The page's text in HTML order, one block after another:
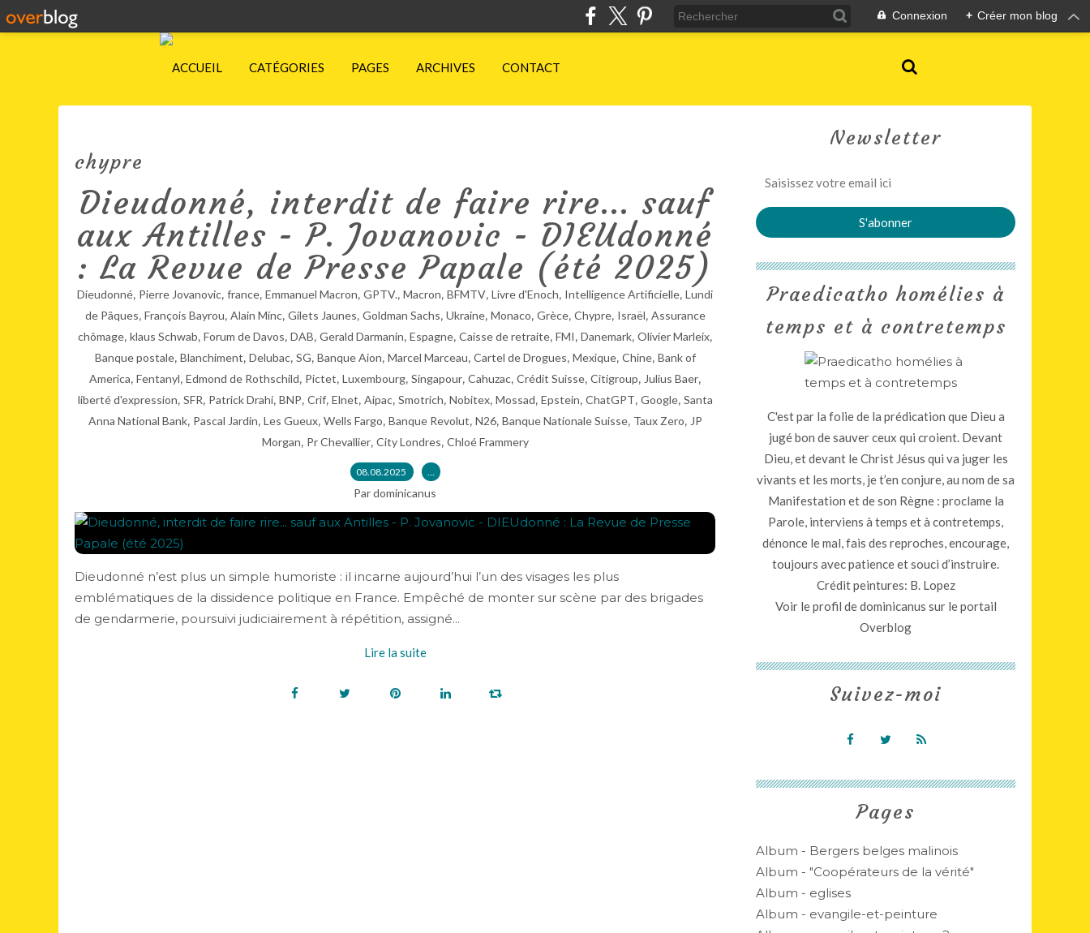
Connexion + Créer mon blog
ACCUEIL CATÉGORIES PAGES ARCHIVES CONTACT
chypre
Dieudonné, interdit de faire rire... sauf
aux Antilles - P. Jovanovic - DIEUdonné
: La Revue de Presse Papale (été 2025)
Dieudonné, Pierre Jovanovic, france, Emmanuel Macron, GPTV., Macron, BFMTV, Livre d'Enoch, Intelligence Artificielle, Lundi
de Pâques, François Bayrou, Alain Minc, Gilets Jaunes, Goldman Sachs, Ukraine, Monaco, Grèce, Chypre, Israël, Assurance
chômage, klaus Schwab, Forum de Davos, DAB, Gerald Darmanin, Espagne, Caisse de retraite, FMI, Danemark, Olivier Marleix,
Banque postale, Blanchiment, Delubac, SG, Banque Aion, Marcel Marceau, Cartel de Drogues, Mexique, Chine, Bank of
America, Fentanyl, Edmond de Rothschild, Pictet, Luxembourg, Singapour, Cahuzac, Crédit Suisse, Citigroup, Julius Baer,
liberté d'expression, SFR, Patrick Drahi, BNP, Crif, Elnet, Aipac, Smotrich, Nobitex, Mossad, Epstein, ChatGPT, Google, Santa
Anna National Bank, Pascal Jardin, Les Gueux, Wells Fargo, Banque Revolut, N26, Banque Nationale Suisse, Taux Zero, JP
Morgan, Pr Chevallier, City Londres, Chloé Frammery
08.08.2025 …
Par dominicanus
Dieudonné n’est plus un simple humoriste : il incarne aujourd’hui l’un des visages les plus
emblématiques de la dissidence politique en France. Empêché de monter sur scène par des brigades
de gendarmerie, poursuivi judiciairement à répétition, assigné...
Lire la suite
Newsletter
Pages
Album - Bergers belges malinois
Album - "Coopérateurs de la vérité"
Album - eglises
Album - evangile-et-peinture
Praedicatho homélies à
temps et à contretemps
C'est par la folie de la prédication que Dieu a
jugé bon de sauver ceux qui croient. Devant
Dieu, et devant le Christ Jésus qui va juger les
vivants et les morts, je t’en conjure, au nom de sa
Manifestation et de son Règne : proclame la
Parole, interviens à temps et à contretemps,
dénonce le mal, fais des reproches, encourage,
toujours avec patience et souci d’instruire.
Crédit peintures: B. Lopez
Voir le profil dedominicanus sur le portail
Overblog
Suivez-moi